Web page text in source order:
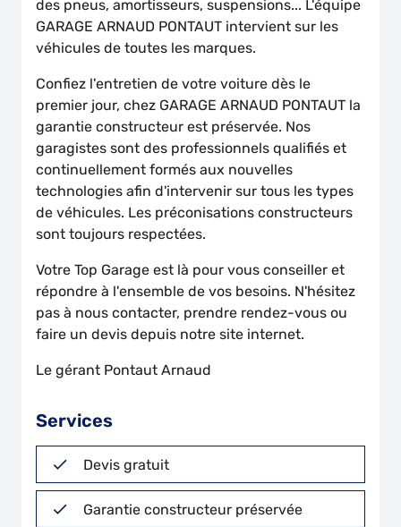
des pneus, amortisseurs, suspensions... L'équipe
GARAGE ARNAUD PONTAUT intervient sur les
véhicules de toutes les marques.
Confiez l'entretien de votre voiture dès le
premier jour, chez GARAGE ARNAUD PONTAUT la
garantie constructeur est préservée. Nos
garagistes sont des professionnels qualifiés et
continuellement formés aux nouvelles
technologies afin d'intervenir sur tous les types
de véhicules. Les préconisations constructeurs
sont toujours respectées.
Votre Top Garage est là pour vous conseiller et
répondre à l'ensemble de vos besoins. N'hésitez
pas à nous contacter, prendre rendez-vous ou
faire un devis depuis notre site internet.
Le gérant Pontaut Arnaud
Services
Devis gratuit
Garantie constructeur préservée